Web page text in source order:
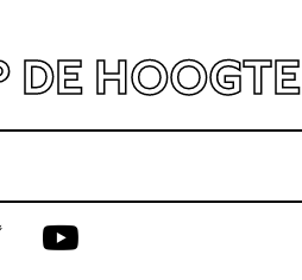
DE HOOGTE